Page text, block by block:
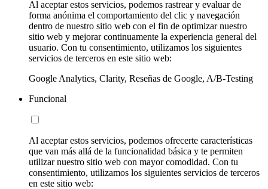
Al aceptar estos servicios, podemos rastrear y evaluar de
forma anónima el comportamiento del clic y navegación
dentro de nuestro sitio web con el fin de optimizar nuestro
sitio web y mejorar continuamente la experiencia general del
usuario. Con tu consentimiento, utilizamos los siguientes
servicios de terceros en este sitio web:
Google Analytics, Clarity, Reseñas de Google, A/B-Testing
Funcional
Al aceptar estos servicios, podemos ofrecerte características
que van más allá de la funcionalidad básica y te permiten
utilizar nuestro sitio web con mayor comodidad. Con tu
consentimiento, utilizamos los siguientes servicios de terceros
en este sitio web: